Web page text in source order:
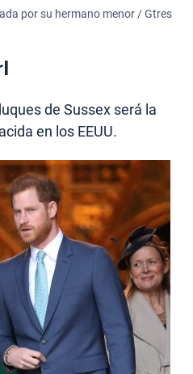
por su hermano menor / Gtres
de Sussex será la
en los EEUU.